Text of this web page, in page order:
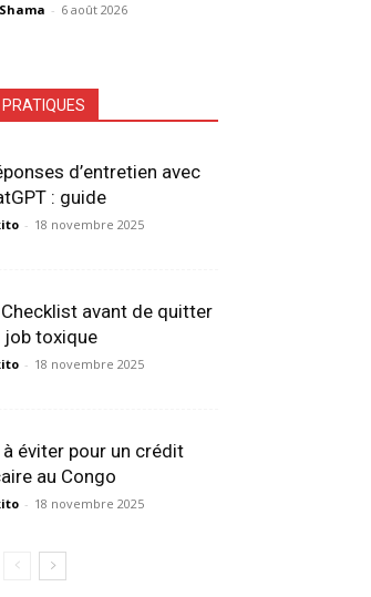
- 6 août 2026
PRATIQUES
d’entretien avec
: guide
- 18 novembre 2025
avant de quitter
job toxique
- 18 novembre 2025
éviter pour un crédit
au Congo
- 18 novembre 2025